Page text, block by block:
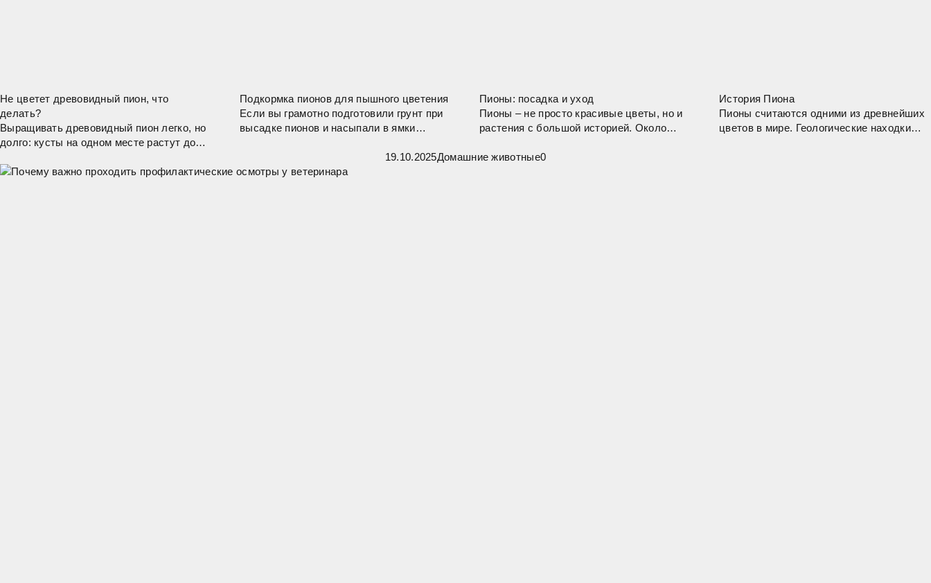
Не цветет древовидный пион, что
делать?
Выращивать древовидный пион легко, но
долго: кусты на одном месте растут до
более старые растения, которые
Подкормка пионов для пышного цветения
Если вы грамотно подготовили грунт при
высадке пионов и насыпали в ямки
кустики великолепно растут без
подкормок под корень. Весной сажать
Пионы: посадка и уход
Пионы – не просто красивые цветы, но и
растения с большой историей. Около
Китае как украшение императорских
История Пиона
Пионы считаются одними из древнейших
цветов в мире. Геологические находки
19.10.2025Домашние животные0